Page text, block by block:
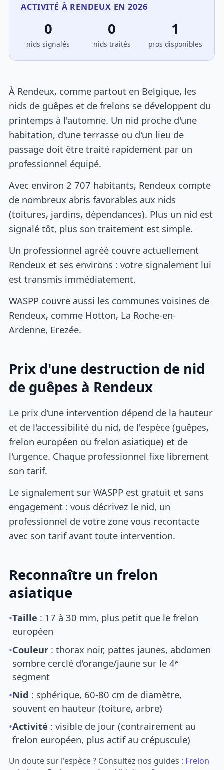
ACTIVITÉ À RENDEUX EN 2026
0
nids signalés
0
nids traités
1
pros disponibles
À Rendeux, comme partout en Belgique, les
nids de guêpes et de frelons se développent du
printemps à l'automne. Un nid proche d'une
habitation, d'une terrasse ou d'un lieu de
passage doit être traité rapidement par un
professionnel équipé.
Avec environ 2 707 habitants, Rendeux compte
de nombreux abris favorables aux nids
(toitures, jardins, dépendances). Plus un nid est
signalé tôt, plus son traitement est simple.
Un professionnel agréé couvre actuellement
Rendeux et ses environs : votre signalement lui
est transmis immédiatement.
WASPP couvre aussi les communes voisines de
Rendeux, comme Hotton, La Roche-en-
Ardenne, Erezée.
Prix d'une destruction de nid
de guêpes à Rendeux
Le prix d'une intervention dépend de la hauteur
et de l'accessibilité du nid, de l'espèce (guêpes,
frelon européen ou frelon asiatique) et de
l'urgence. Chaque professionnel fixe librement
son tarif.
Le signalement sur WASPP est gratuit et sans
engagement : vous décrivez le nid, un
professionnel de votre zone vous recontacte
avec son tarif avant toute intervention.
Reconnaître un frelon
asiatique
•Taille : 17 à 30 mm, plus petit que le frelon
européen
•Couleur : thorax noir, pattes jaunes, abdomen
sombre cerclé d'orange/jaune sur le 4ᵉ
segment
•Nid : sphérique, 60-80 cm de diamètre,
souvent en hauteur (toiture, arbre)
•Activité : visible de jour (contrairement au
frelon européen, plus actif au crépuscule)
Un doute sur l'espèce ? Consultez nos guides : Frelon